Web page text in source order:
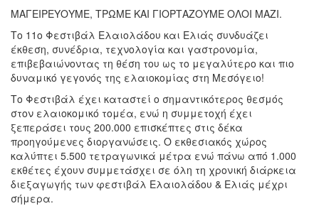
ΜΑΓΕΙΡΕΥΟΥΜΕ, ΤΡΩΜΕ ΚΑΙ ΓΙΟΡΤΑΖΟΥΜΕ ΟΛΟΙ ΜΑΖΙ.
Το 11ο Φεστιβάλ Ελαιολάδου και Ελιάς συνδυάζει
έκθεση, συνέδρια, τεχνολογία και γαστρονομία,
επιβεβαιώνοντας τη θέση του ως το μεγαλύτερο και πιο
δυναμικό γεγονός της ελαιοκομίας στη Μεσόγειο!
Το Φεστιβάλ έχει καταστεί ο σημαντικότερος θεσμός
στον ελαιοκομικό τομέα, ενώ η συμμετοχή έχει
ξεπεράσει τους 200.000 επισκέπτες στις δέκα
προηγούμενες διοργανώσεις. Ο εκθεσιακός χώρος
καλύπτει 5.500 τετραγωνικά μέτρα ενώ πάνω από 1.000
εκθέτες έχουν συμμετάσχει σε όλη τη χρονική διάρκεια
διεξαγωγής των φεστιβάλ Ελαιολάδου & Ελιάς μέχρι
σήμερα.